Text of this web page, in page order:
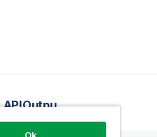
Propriétés du tCosmosDBSQLAPIOutput Standard